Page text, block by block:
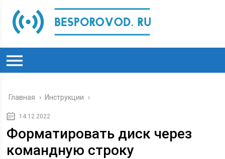
Главная › Инструкции ›
14.12.2022
Форматировать диск через
командную строку